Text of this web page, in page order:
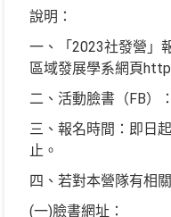
說明：
一、「2023社發營」
區域發展學系網頁
二、活動臉書（FB）
三、報名時間：即日
止。
四、若對本營隊有相
(一)臉書網址：